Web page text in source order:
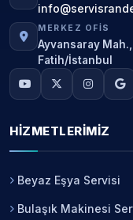
MERKEZ OFIS
Ayvansaray
Fatih/İstanbul
HIZMETLERIMIZ
Beyaz Eşya Servisi
Bulaşık Makinesi